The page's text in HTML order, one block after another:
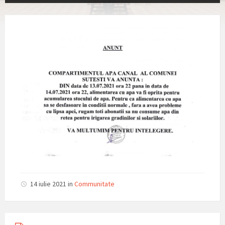
14 iulie 2021 in Communitate